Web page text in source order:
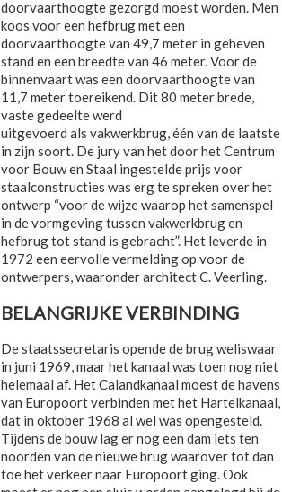
doorvaarthoogte gezorgd moest worden. Men
koos voor een hefbrug met een
doorvaarthoogte van 49,7 meter in geheven
stand en een breedte van 46 meter. Voor de
binnenvaart was een doorvaarthoogte van
11,7 meter toereikend. Dit 80 meter brede,
vaste gedeelte werd
uitgevoerd als vakwerkbrug, één van de laatste
in zijn soort. De jury van het door het Centrum
voor Bouw en Staal ingestelde prijs voor
staalconstructies was erg te spreken over het
ontwerp “voor de wijze waarop het samenspel
in de vormgeving tussen vakwerkbrug en
hefbrug tot stand is gebracht”. Het leverde in
1972 een eervolle vermelding op voor de
ontwerpers, waaronder architect C. Veerling.
BELANGRIJKE VERBINDING
De staatssecretaris opende de brug weliswaar
in juni 1969, maar het kanaal was toen nog niet
helemaal af. Het Calandkanaal moest de havens
van Europoort verbinden met het Hartelkanaal,
dat in oktober 1968 al wel was opengesteld.
Tijdens de bouw lag er nog een dam iets ten
noorden van de nieuwe brug waarover tot dan
toe het verkeer naar Europoort ging. Ook